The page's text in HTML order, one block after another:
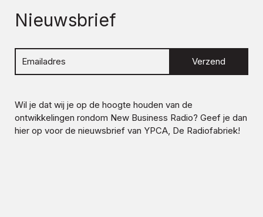
Nieuwsbrief
Verzend
Wil je dat wij je op de hoogte houden van de
ontwikkelingen rondom New Business Radio? Geef je dan
hier op voor de nieuwsbrief van YPCA, De Radiofabriek!